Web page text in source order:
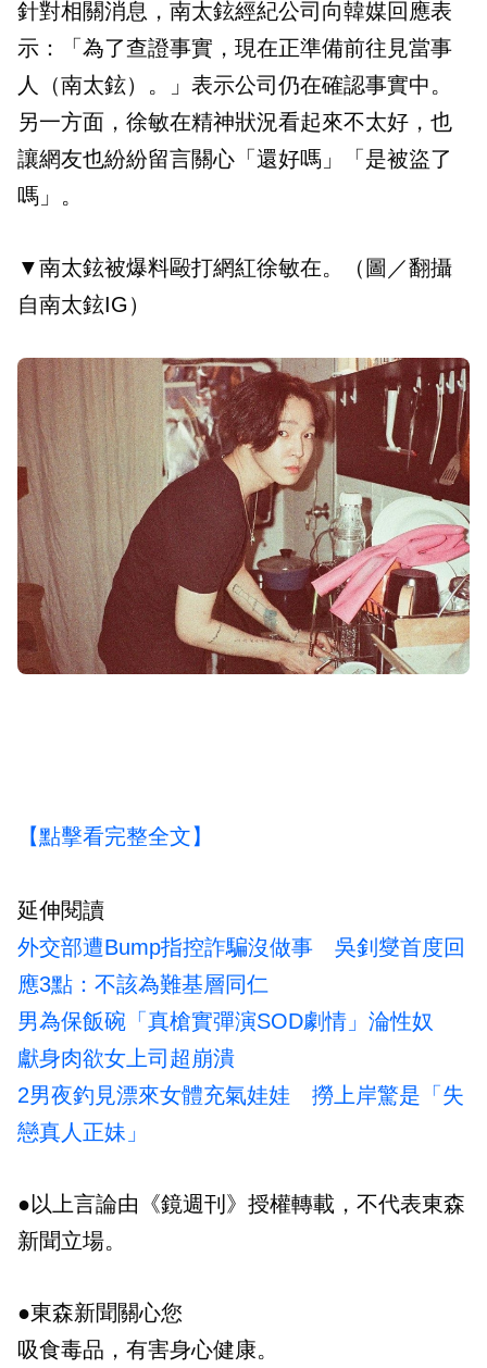
針對相關消息，南太鉉經紀公司向韓媒回應表
示：「為了查證事實，現在正準備前往見當事
人（南太鉉）。」表示公司仍在確認事實中。
另一方面，徐敏在精神狀況看起來不太好，也
讓網友也紛紛留言關心「還好嗎」「是被盜了
嗎」。
▼南太鉉被爆料毆打網紅徐敏在。（圖／翻攝
自南太鉉IG）
【點擊看完整全文】
延伸閱讀
外交部遭Bump指控詐騙沒做事 吳釗燮首度回
應3點：不該為難基層同仁
男為保飯碗「真槍實彈演SOD劇情」淪性奴
獻身肉欲女上司超崩潰
2男夜釣見漂來女體充氣娃娃 撈上岸驚是「失
戀真人正妹」
●以上言論由《鏡週刊》授權轉載，不代表東森
新聞立場。
●東森新聞關心您
吸食毒品，有害身心健康。